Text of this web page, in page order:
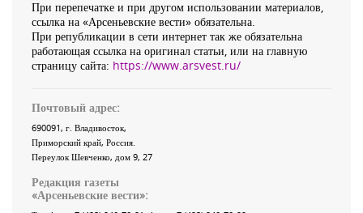
При перепечатке и при другом использовании материалов,
ссылка на «Арсеньевские вести» обязательна.
При републикации в сети интернет так же обязательна
работающая ссылка на оригинал статьи, или на главную
страницу сайта: https://www.arsvest.ru/
Почтовый адрес:
690091, г. Владивосток,
Приморский край, Россия
Переулок Шевченко, дом 9, 27
Редакция газеты
«Арсеньевские вести»: